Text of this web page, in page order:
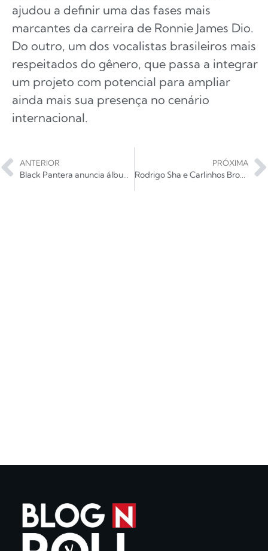
ajudou a definir uma das fases mais
marcantes da carreira de Ronnie James Dio.
Do outro, um dos vocalistas brasileiros mais
respeitados do gênero, que passa a integrar
um projeto com potencial para ampliar
ainda mais sua presença no cenário
internacional.
ANTERIOR
Black Pantera anuncia álbum “Continental” e confirma lançamento para agosto
PRÓXIMA
Rodrigo Sha e Carlinhos Brown lançam hino de esperança inspirado na Copa